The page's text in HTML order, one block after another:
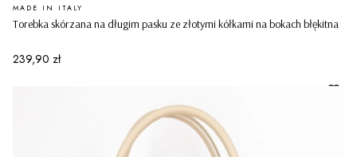
Torebka skórzana na długim pasku ze złotymi kółkami na bokach błękitna
PRODUCENT
MADE IN ITALY
Cena
239,90 zł